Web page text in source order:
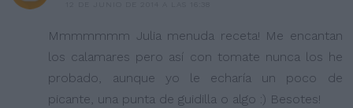
Mmmmmmm Julia menuda receta! Me encantan
los calamares pero así con tomate nunca los he
probado, aunque yo le echaría un poco de
picante, una punta de guidilla o algo :) Besotes!